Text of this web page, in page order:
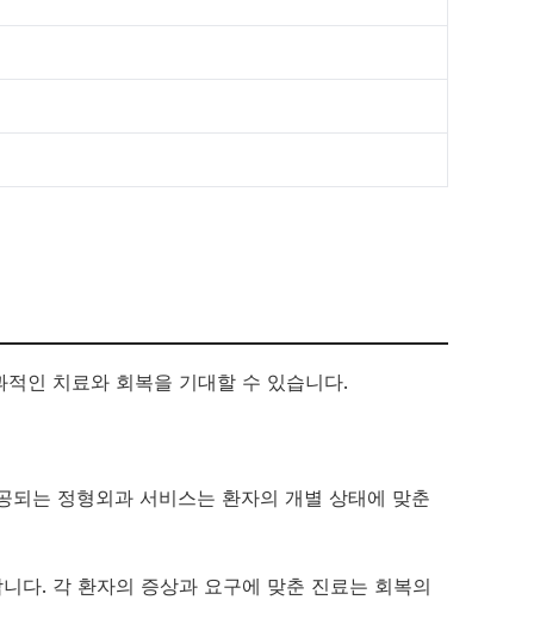
인 치료와 회복을 기대할 수 있습니다.
는 정형외과 서비스는 환자의 개별 상태에 맞춘
다. 각 환자의 증상과 요구에 맞춘 진료는 회복의